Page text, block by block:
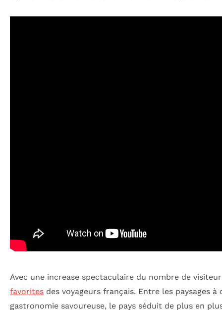
Avec une increase spectaculaire du nombre de
favorites des voyageurs français. Entre les paysages
gastronomie savoureuse, le pays séduit de plus en